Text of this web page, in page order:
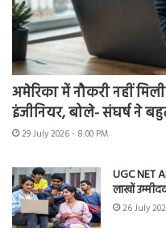
अमेरिका में नौकरी नहीं
इंजीनियर, बोले- संघर्ष ने
29 July 2026 - 8:00 PM
UGC NET
लाखों
26 July